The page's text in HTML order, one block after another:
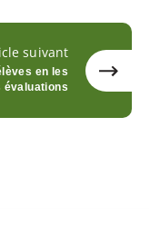
suivant
en les
évaluations